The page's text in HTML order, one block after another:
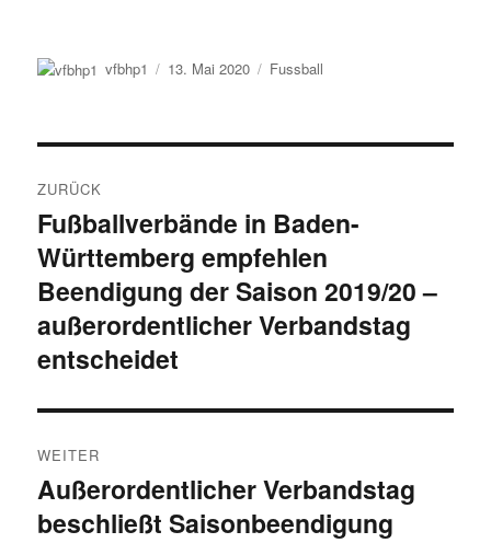
Autor
vfbhp1
Veröffentlicht
13. Mai 2020 Kategorien
Fussball
ZURÜCK
Vorheriger
Beitrag:
Fußballverbände in Baden-
Württemberg empfehlen
Beendigung der Saison 2019/20 –
außerordentlicher Verbandstag
entscheidet
WEITER
Nächster
Beitrag:
Außerordentlicher Verbandstag
beschließt Saisonbeendigung